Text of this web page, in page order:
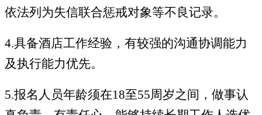
依法列为失信联合惩戒对象等不良记录。
4.具备酒店工作经验， 有较强的沟通协调能力
及执行能力优先。
5.报名人员年龄须在18至55周岁之间，做事认